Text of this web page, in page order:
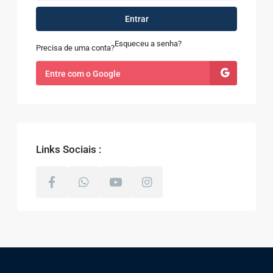
Entrar
Precisa de uma conta?Esqueceu a senha?
Entre com o Google
Links Sociais :